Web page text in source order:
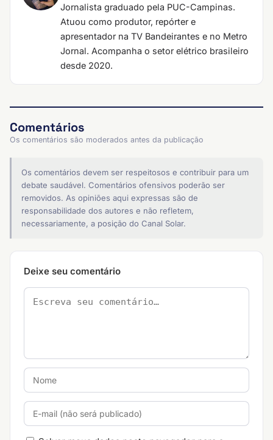
Jornalista graduado pela PUC-Campinas.
Atuou como produtor, repórter e
apresentador na TV Bandeirantes e no Metro
Jornal. Acompanha o setor elétrico brasileiro
desde 2020.
Comentários
Os comentários são moderados antes da publicação
Os comentários devem ser respeitosos e contribuir para um
debate saudável. Comentários ofensivos poderão ser
removidos. As opiniões aqui expressas são de
responsabilidade dos autores e não refletem,
necessariamente, a posição do Canal Solar.
Deixe seu comentário